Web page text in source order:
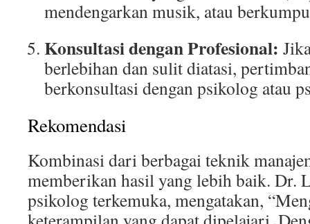
mendengarkan musik, atau
Konsultasi dengan Profesional:
berlebihan dan sulit diatasi,
berkonsultasi dengan psikolog atau
Rekomendasi
Kombinasi dari berbagai teknik
memberikan hasil yang lebih baik. Dr.
psikolog terkemuka, mengatakan,